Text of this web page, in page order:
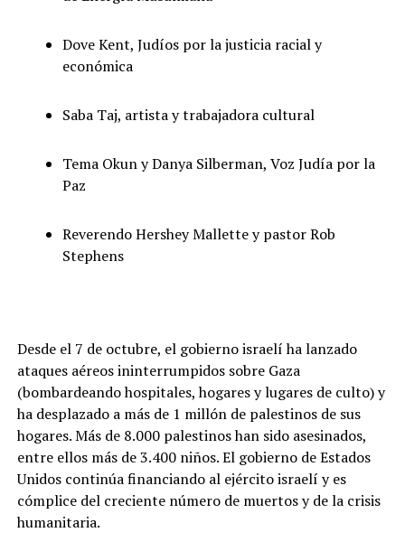
Dove Kent, Judíos por la justicia racial y
económica
Saba Taj, artista y trabajadora cultural
Tema Okun y Danya Silberman, Voz Judía por la
Paz
Reverendo Hershey Mallette y pastor Rob
Stephens
Desde el 7 de octubre, el gobierno israelí ha lanzado
ataques aéreos ininterrumpidos sobre Gaza
(bombardeando hospitales, hogares y lugares de culto) y
ha desplazado a más de 1 millón de palestinos de sus
hogares. Más de 8.000 palestinos han sido asesinados,
entre ellos más de 3.400 niños. El gobierno de Estados
Unidos continúa financiando al ejército israelí y es
cómplice del creciente número de muertos y de la crisis
humanitaria.